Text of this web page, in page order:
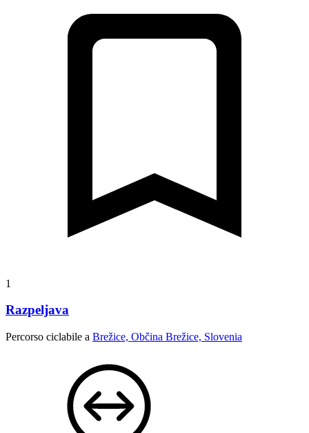
1
Razpeljava
Percorso ciclabile a Brežice, Občina Brežice, Slovenia